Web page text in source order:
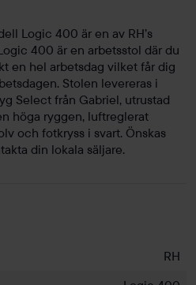
Logic 400 är en av RH’s
400 är en arbetsstol där du
en hel arbetsdag vilket får dig
Stolen levereras i
Select från Gabriel, utrustad
höga ryggen, luftreglerat
och fotkryss i svart. Önskas
din lokala säljare.
RH